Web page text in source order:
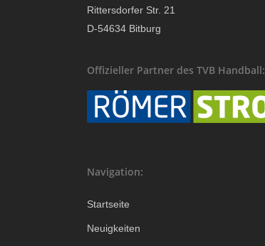
Rittersdorfer Str. 21
D-54634 Bitburg
Offizieller Partner des TVB Handball:
Navigation:
Startseite
Neuigkeiten